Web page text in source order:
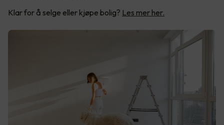
Klar for å selge eller kjøpe bolig? Les mer her.